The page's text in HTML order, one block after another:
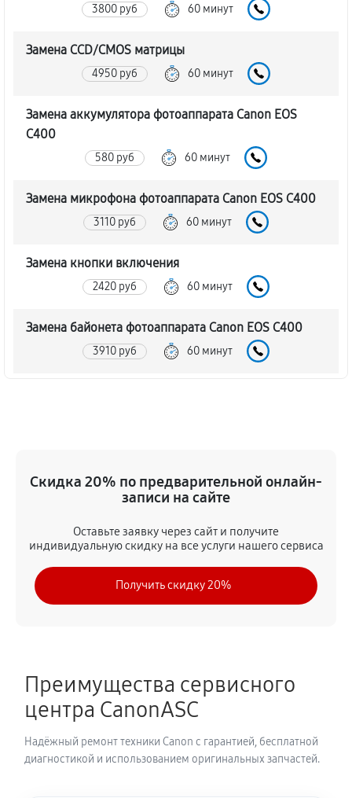
3800 руб 60 минут
Замена CCD/CMOS матрицы
4950 руб 60 минут
Замена аккумулятора фотоаппарата Canon EOS
C400
580 руб 60 минут
Замена микрофона фотоаппарата Canon EOS C400
3110 руб 60 минут
Замена кнопки включения
2420 руб 60 минут
Замена байонета фотоаппарата Canon EOS C400
3910 руб 60 минут
4490 руб 60 минут
4370 руб 60 минут
Замена материнской платы
3800 руб 60 минут
Замена корпуса фотоаппарата Canon EOS C400
2530 руб 60 минут
Скидка 20% по предварительной онлайн-
записи на сайте
Оставьте заявку через сайт и получите
индивидуальную скидку на все услуги нашего сервиса
Получить скидку 20%
Преимущества сервисного
центра CanonASC
Надёжный ремонт техники Canon с гарантией, бесплатной
диагностикой и использованием оригинальных запчастей.